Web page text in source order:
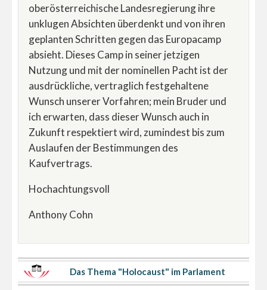
oberösterreichische Landesregierung ihre
unklugen Absichten überdenkt und von ihren
geplanten Schritten gegen das Europacamp
absieht. Dieses Camp in seiner jetzigen
Nutzung und mit der nominellen Pacht ist der
ausdrückliche, vertraglich festgehaltene
Wunsch unserer Vorfahren; mein Bruder und
ich erwarten, dass dieser Wunsch auch in
Zukunft respektiert wird, zumindest bis zum
Auslaufen der Bestimmungen des
Kaufvertrags.
Hochachtungsvoll
Anthony Cohn
Das Thema "Holocaust" im Parlament